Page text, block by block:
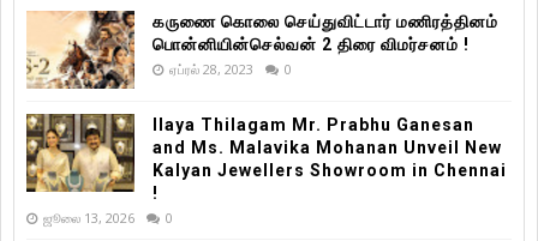
கருணை கொலை செய்துவிட்டார் மணிரத்தினம்
பொன்னியின்செல்வன் 2 திரை விமர்சனம் !
ஏப்ரல் 28, 2023 0
Ilaya Thilagam Mr. Prabhu Ganesan
and Ms. Malavika Mohanan Unveil New
Kalyan Jewellers Showroom in Chennai
!
ஜூலை 13, 2026 0